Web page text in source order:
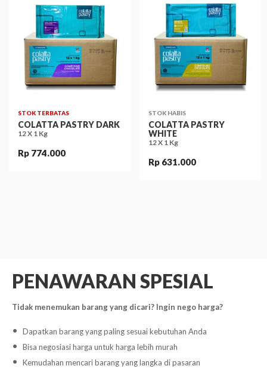
STOK TERBATAS
COLATTA PASTRY DARK
12 X 1 Kg
Rp 774.000
STOK HABIS
COLATTA PASTRY
WHITE
12 X 1 Kg
Rp 631.000
PENAWARAN SPESIAL
Tidak menemukan barang yang dicari? Ingin nego harga?
Dapatkan barang yang paling sesuai kebutuhan Anda
Bisa negosiasi harga untuk harga lebih murah
Kemudahan mencari barang yang langka di pasaran